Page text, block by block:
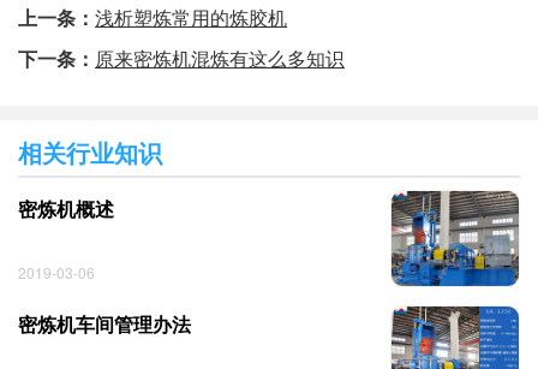
上一条： 浅析塑炼常用的炼胶机
下一条： 原来密炼机混炼有这么多知识
相关行业知识
密炼机概述
2019-03-06
密炼机车间管理办法